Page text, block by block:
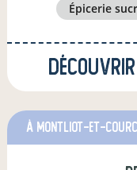
épicerie
Découvrir
à Montliot-et-